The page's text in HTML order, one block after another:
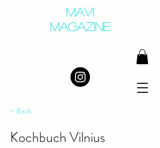
MAVI
MAGAZINE
< Back
Kochbuch Vilnius